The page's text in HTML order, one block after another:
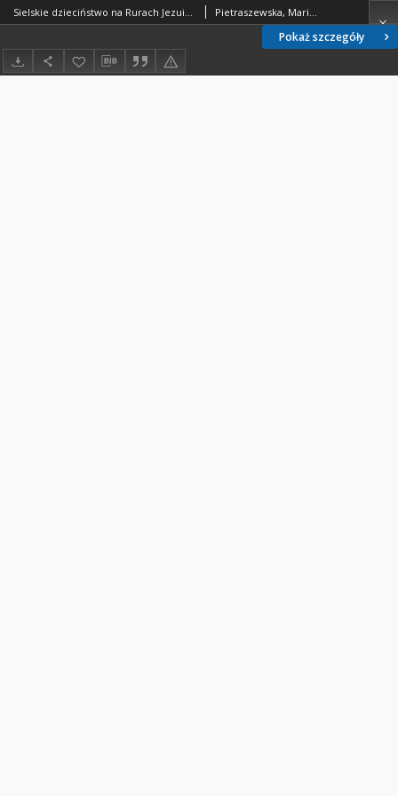
Pokaż szczegóły
Sielskie dzieciństwo na Rurach Jezuickich - Maria Pietraszewska - fragment relacji świadka historii [TEKST] Pietraszewska, Maria (1929- )